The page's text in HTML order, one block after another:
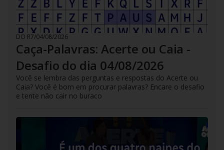
DO R7/04/08/2026
Caça-Palavras: Acerte ou Caia -
Desafio do dia 04/08/2026
Você se lembra das perguntas e respostas do Acerte ou
Caia? Você é bom em procurar palavras? Encare o desafio
e tente não cair no buraco